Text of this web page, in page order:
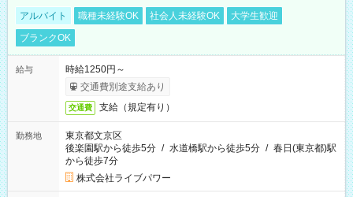
アルバイト 職種未経験OK 社会人未経験OK
大学生歓迎
ブランクOK
給与
時給1250円～
交通費別途支給あり
交通費 支給（規定有り）
勤務地
東京都文京区
後楽園駅から徒歩5分 / 水道橋駅から徒歩5分 / 春日(東京都)駅
から徒歩7分
株式会社ライブパワー